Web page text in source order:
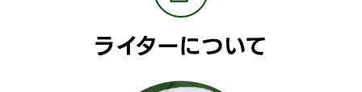
ライターについて